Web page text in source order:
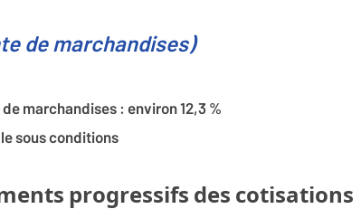
de marchandises)
marchandises : environ 12,3 %
sous conditions
progressifs des cotisations